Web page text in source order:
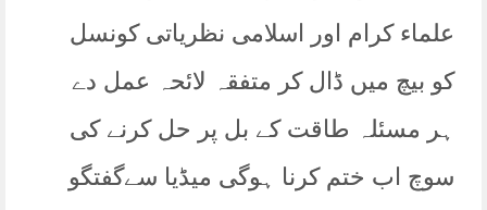
علماء کرام اور اسلامی نظریاتی کونسل
کو بیچ میں ڈال کر متفقہ لائحہ عمل دے
ہر مسئلہ طاقت کے بل پر حل کرنے کی
سوچ اب ختم کرنا ہوگی میڈیا سےگفتگو